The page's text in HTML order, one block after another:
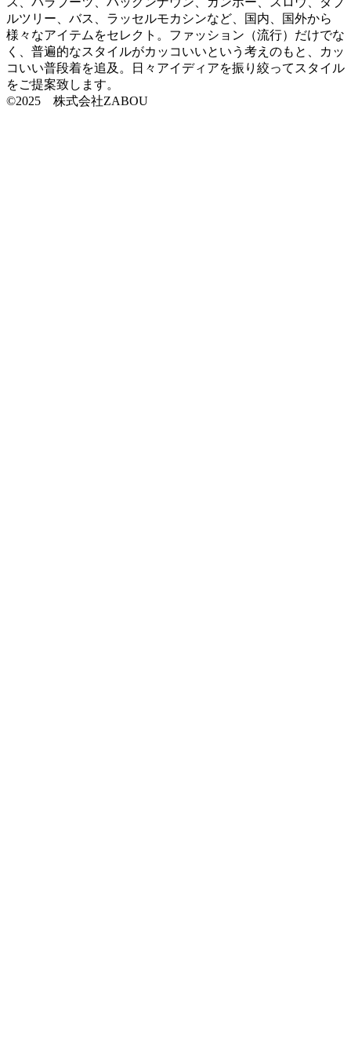
ルツリー、バス、ラッセルモカシンなど、国内、国外から
様々なアイテムをセレクト。ファッション（流行）だけでな
く、普遍的なスタイルがカッコいいという考えのもと、カッ
コいい普段着を追及。日々アイディアを振り絞ってスタイル
をご提案致します。
©2025 株式会社ZABOU